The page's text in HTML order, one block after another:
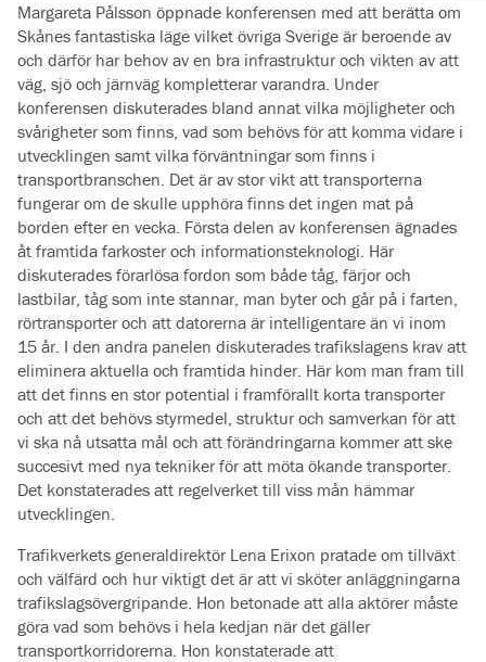
Margareta Pålsson öppnade konferensen med att berätta om
Skånes fantastiska läge vilket övriga Sverige är beroende av
och därför har behov av en bra infrastruktur och vikten av att
väg, sjö och järnväg kompletterar varandra. Under
konferensen diskuterades bland annat vilka möjligheter och
svårigheter som finns, vad som behövs för att komma vidare i
utvecklingen samt vilka förväntningar som finns i
transportbranschen. Det är av stor vikt att transporterna
fungerar om de skulle upphöra finns det ingen mat på
borden efter en vecka. Första delen av konferensen ägnades
åt framtida farkoster och informationsteknologi. Här
diskuterades förarlösa fordon som både tåg, färjor och
lastbilar, tåg som inte stannar, man byter och går på i farten,
rörtransporter och att datorerna är intelligentare än vi inom
15 år. I den andra panelen diskuterades trafikslagens krav att
eliminera aktuella och framtida hinder. Här kom man fram till
att det finns en stor potential i framförallt korta transporter
och att det behövs styrmedel, struktur och samverkan för att
vi ska nå utsatta mål och att förändringarna kommer att ske
succesivt med nya tekniker för att möta ökande transporter.
Det konstaterades att regelverket till viss mån hämmar
utvecklingen.
Trafikverkets generaldirektör Lena Erixon pratade om tillväxt
och välfärd och hur viktigt det är att vi sköter anläggningarna
trafikslagsövergripande. Hon betonade att alla aktörer måste
göra vad som behövs i hela kedjan när det gäller
transportkorridorerna. Hon konstaterade att